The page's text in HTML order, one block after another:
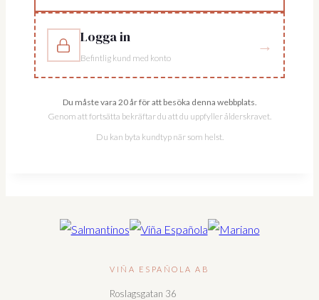
Logga in
Befintlig kund med konto
→
Du måste vara 20 år för att besöka denna webbplats.
Genom att fortsätta bekräftar du att du uppfyller ålderskravet.
Du kan byta kundtyp när som helst.
VIÑA ESPAÑOLA AB
Roslagsgatan 36